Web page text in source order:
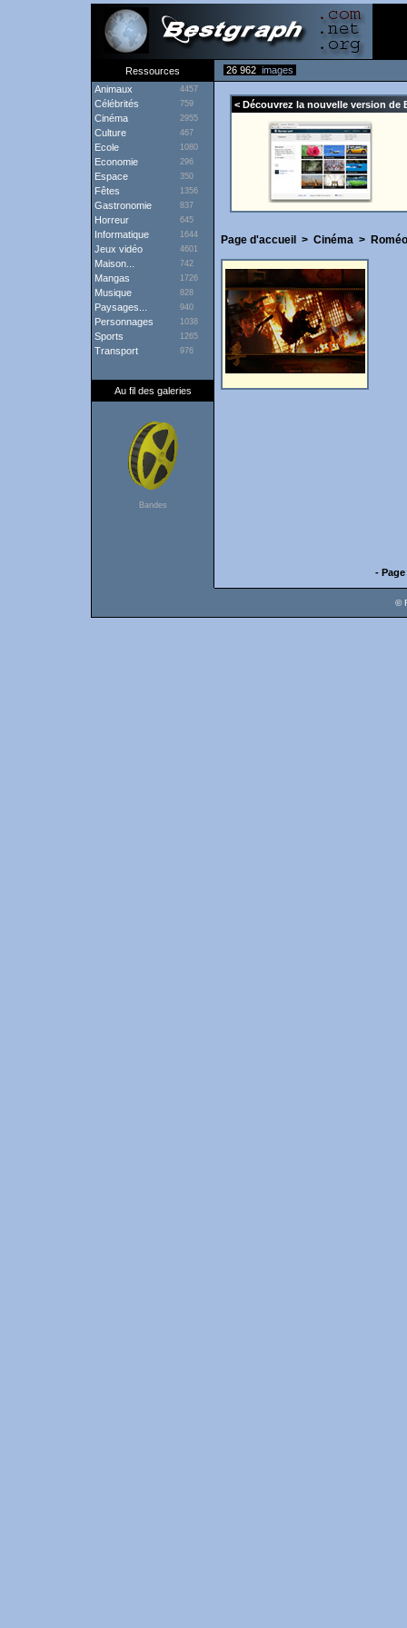
Ressources 26 962 images
Animaux
4457
Célébrités 759
Cinéma 2955
Culture 467
Ecole 1080
Economie 296
Espace 350
Fêtes 1356
Gastronomie 837
Horreur 645
Informatique 1644
Jeux vidéo 4601
Maison... 742
Mangas 1726
Musique 828
Paysages... 940
Personnages 1038
Sports 1265
Transport 976
Au fil des galeries
Bandes
< Découvrez la nouvelle version de
Page d'accueil > Cinéma >
-
©